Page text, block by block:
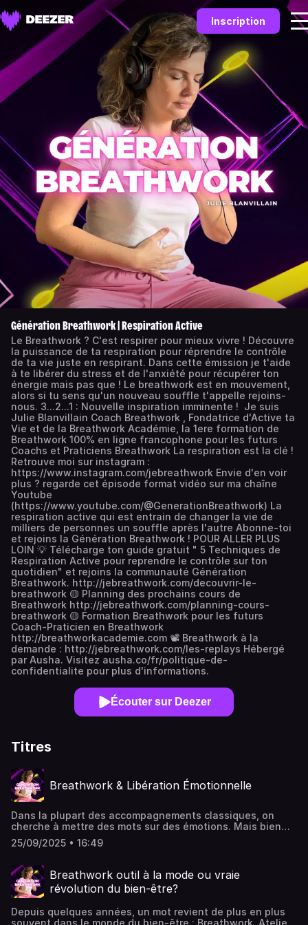
Inscription
Génération Breathwork | Respiration Active
Le Breathwork ? C'est respirer pour mieux vivre ! Découvre
la puissance de ta respiration pour réprendre le contrôle
de ta vie juste en respirant. Dans cette émission je t'aide
à te libérer du stress et de l'anxiété pour récupérer ton
énergie mais pas que ! Le breathwork est en mouvement,
alors si tu sens qu'un nouveau souffle t'appelle rejoins-
nous. 3...2...1 : Nouvelle inspiration imminente ! Je suis
Julie Blanvillain Coach Breathwork , Fondatrice d'Active ta
Vie et de la Breathwork Académie, la 1ere formation de
Breathwork 100% en ligne francophone pour les futurs
Coachs et Praticiens Breathwork La respiration est la clé !
Retrouve moi sur instagram :
https://www.instagram.com/jebreathwork Envie d'en voir
plus ? regarde cet épisode format vidéo sur ma chaîne
Youtube
(https://www.youtube.com/@GenerationBreathwork) La
respiration active qui est entrain de changer la vie de
milliers de personnes un souffle après l'autre Abonne-toi
et rejoins la Génération Breathwork ! POUR ALLER PLUS
LOIN 💡 Télécharge ton guide gratuit " 5 Techniques de
Respiration Active pour reprendre le contrôle sur ton
quotidien" et rejoins la communauté Génération
Breathwork. http://jebreathwork.com/decouvrir-le-
breathwork 🟡 Planning des prochains cours de
Breathwork http://jebreathwork.com/planning-cours-
breathwork 🟡 Formation Breathwork pour les futurs
Coach-Praticien en Breathwork
http://breathworkacademie.com 📽️ Breathwork à la
demande : http://jebreathwork.com/les-replays Hébergé
par Ausha. Visitez ausha.co/fr/politique-de-
confidentialite pour plus d'informations.
Écouter sur Deezer
Titres
Breathwork & Libération Émotionnelle
Dans la plupart des accompagnements classiques, on
cherche à mettre des mots sur des émotions. Mais bien
souvent, le langage ne suffit pas : les émotions refoulées
restent stockées dans le corps et continuent d’influencer
choix.Le Breathwork offre une voie différente. Par le
souffle, il permet une libération émotionnelle profonde et
sécurisée, ouvrant la porte à des transformations que la
https://breathworkacademie.comHébergé par Ausha.
25/09/2025 • 16:49
Breathwork outil à la mode ou vraie
révolution du bien-être?
Depuis quelques années, un mot revient de plus en plus
souvent dans le monde du bien-être : Breathwork. Ateliers